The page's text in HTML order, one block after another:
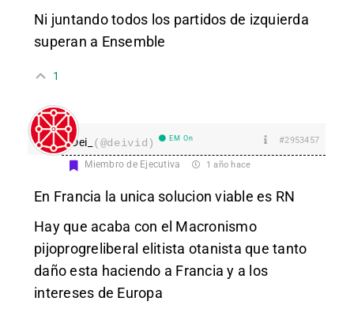
Ni juntando todos los partidos de izquierda
superan a Ensemble
1
Dei_ (@deivid) EM On #2953457
Miembro de Ejecutiva 1 año hace
En Francia la unica solucion viable es RN
Hay que acaba con el Macronismo
pijoprogreliberal elitista otanista que tanto
daño esta haciendo a Francia y a los
intereses de Europa